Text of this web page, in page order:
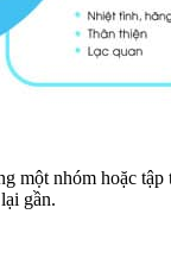
nhóm hoặc
gần.